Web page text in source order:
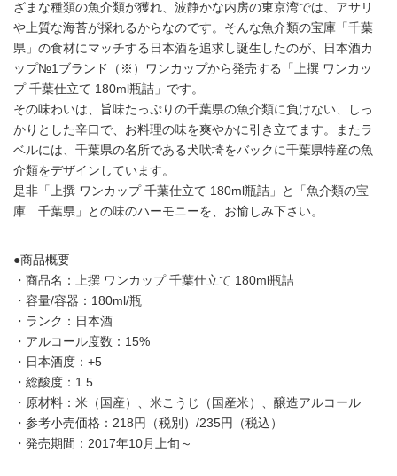
ざまな種類の魚介類が獲れ、波静かな内房の東京湾では、アサリ
や上質な海苔が採れるからなのです。そんな魚介類の宝庫「千葉
県」の食材にマッチする日本酒を追求し誕生したのが、日本酒カ
ップ№1ブランド（※）ワンカップから発売する「上撰 ワンカッ
プ 千葉仕立て 180ml瓶詰」です。
その味わいは、旨味たっぷりの千葉県の魚介類に負けない、しっ
かりとした辛口で、お料理の味を爽やかに引き立てます。またラ
ベルには、千葉県の名所である犬吠埼をバックに千葉県特産の魚
介類をデザインしています。
是非「上撰 ワンカップ 千葉仕立て 180ml瓶詰」と「魚介類の宝
庫 千葉県」との味のハーモニーを、お愉しみ下さい。
●商品概要
・商品名：上撰 ワンカップ 千葉仕立て 180ml瓶詰
・容量/容器：180ml/瓶
・ランク：日本酒
・アルコール度数：15%
・日本酒度：+5
・総酸度：1.5
・原材料：米（国産）、米こうじ（国産米）、醸造アルコール
・参考小売価格：218円（税別）/235円（税込）
・発売期間：2017年10月上旬～